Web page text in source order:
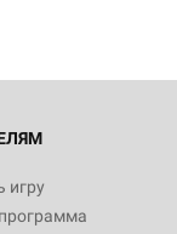
игру